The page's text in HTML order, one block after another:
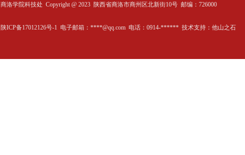
商洛学院科技处 Copyright @ 2023 陕西省商洛市商州区北新街10号 邮编：726000
陕ICP备17012126号-1 电子邮箱：****@qq.com 电话：0914-****** 技术支持： 他山之石